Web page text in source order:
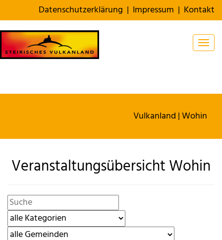
Datenschutzerklärung | Impressum | Kontakt
Vulkanland | Wohin
Veranstaltungsübersicht Wohin